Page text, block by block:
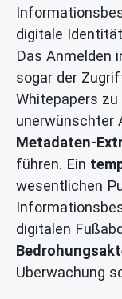
digitale
Das Anmelden
sogar der
Whitepapers
unerwünschter
Metadaten-
führen. Ein
wesentlichen
digitalen
Überwachung